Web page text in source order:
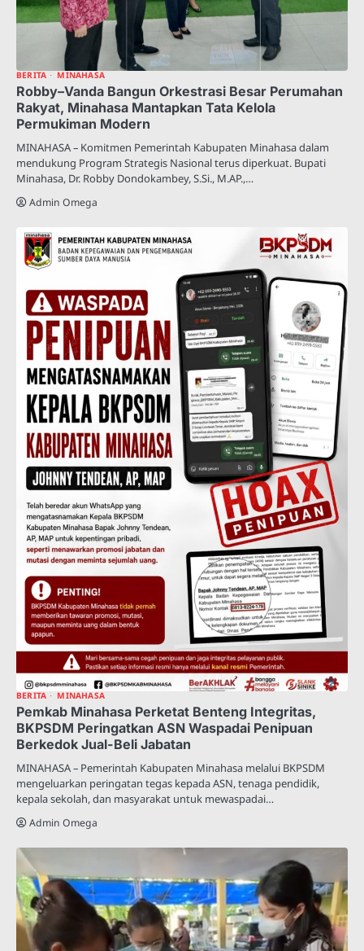
BERITA MINAHASA
Robby–Vanda Bangun Orkestrasi Besar Perumahan
Rakyat, Minahasa Mantapkan Tata Kelola
Permukiman Modern
MINAHASA – Komitmen Pemerintah Kabupaten Minahasa dalam
mendukung Program Strategis Nasional terus diperkuat. Bupati
Minahasa, Dr. Robby Dondokambey, S.Si., M.AP.,…
Admin Omega
BERITA MINAHASA
Pemkab Minahasa Perketat Benteng Integritas,
BKPSDM Peringatkan ASN Waspadai Penipuan
Berkedok Jual-Beli Jabatan
MINAHASA – Pemerintah Kabupaten Minahasa melalui BKPSDM
mengeluarkan peringatan tegas kepada ASN, tenaga pendidik,
kepala sekolah, dan masyarakat untuk mewaspadai…
Admin Omega